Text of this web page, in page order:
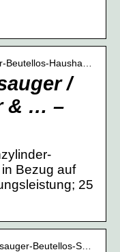
Beutellos-Hausha…
/
& … –
Bezug auf
25
Beutellos-S…